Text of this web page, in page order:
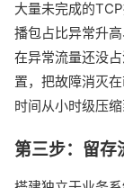
大量未完成的
播包占比异常升
在异常流量还没
置，把故障消灭
时间从小时级压
第三步：留存